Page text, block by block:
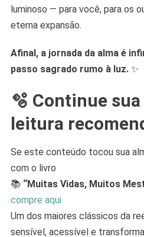
luminoso — para você, para os
eterna expansão.
Afinal, a jornada da alma é
passo sagrado rumo à luz.✨
🫧 Continue
leitura
Se este conteúdo tocou sua
com o livro
📚 “Muitas Vidas, Muitos
compre aqui
Um dos maiores clássicos da
sensível, acessível e